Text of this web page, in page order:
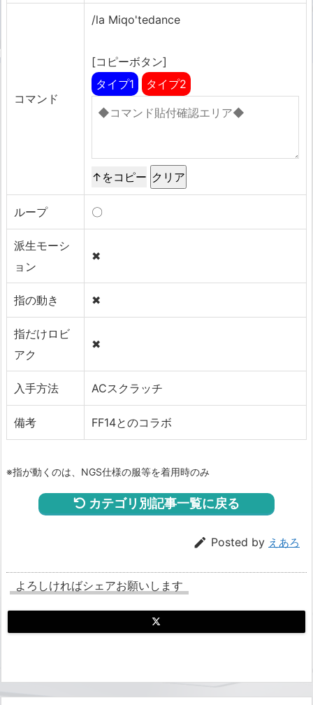
コマンド
/la Miqo'tedance
[コピーボタン]
タイプ1
タイプ2
↑をコピー
ループ 〇
派生モーシ
ョン
✖
指の動き ✖
指だけロビ
アク
✖
入手方法 ACスクラッチ
備考 FF14とのコラボ
※指が動くのは、NGS仕様の服等を着用時のみ
カテゴリ別記事一覧に戻る
 Posted by えあろ
よろしければシェアお願いします